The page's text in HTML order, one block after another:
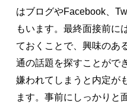
はブログやFacebook、
もいます。最終面接前に
ておくことで、興味のあ
通の話題を探すことがで
嫌われてしまうと内定が
ます。事前にしっかりと